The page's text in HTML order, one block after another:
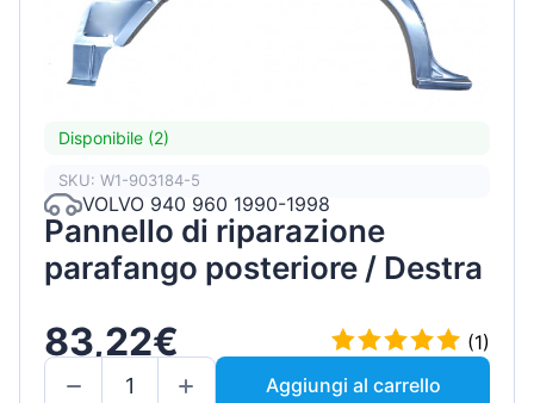
Disponibile (2)
SKU: W1-903184-5
VOLVO 940 960 1990-1998
Pannello di riparazione
parafango posteriore / Destra
83,22€
(1)
Aggiungi al carrello